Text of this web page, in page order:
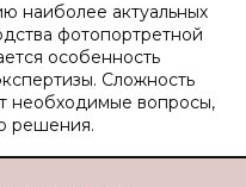
наиболее актуальных
фотопортретной
особенность
Сложность
необходимые вопросы,
решения.